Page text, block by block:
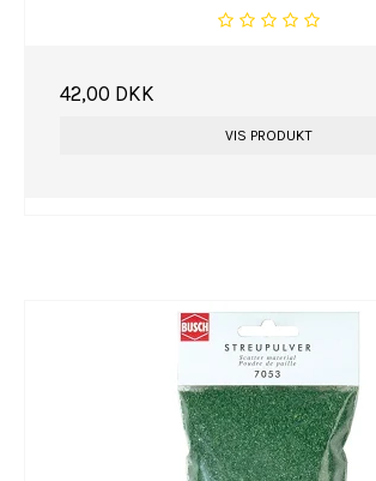
42,00 DKK
VIS PRODUKT